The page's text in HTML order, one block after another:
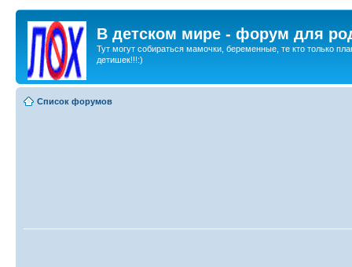
В детском мире - форум для
Тут могут собираться мамочки, беременные, те кто только
детишек!!!:)
Список форумов